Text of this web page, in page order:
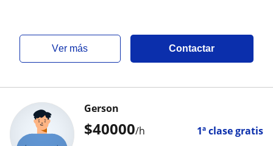
ver más Contactar
$40000/h 1ª clase gratis
Gerson